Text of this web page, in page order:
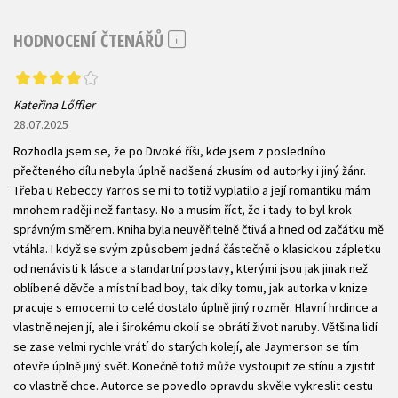
HODNOCENÍ ČTENÁŘŮ
Kateřina Lőffler
28.07.2025
Rozhodla jsem se, že po Divoké říši, kde jsem z posledního
přečteného dílu nebyla úplně nadšená zkusím od autorky i jiný žánr.
Třeba u Rebeccy Yarros se mi to totiž vyplatilo a její romantiku mám
mnohem raději než fantasy. No a musím říct, že i tady to byl krok
správným směrem. Kniha byla neuvěřitelně čtivá a hned od začátku mě
vtáhla. I když se svým způsobem jedná částečně o klasickou zápletku
od nenávisti k lásce a standartní postavy, kterými jsou jak jinak než
oblíbené děvče a místní bad boy, tak díky tomu, jak autorka v knize
pracuje s emocemi to celé dostalo úplně jiný rozměr. Hlavní hrdince a
vlastně nejen jí, ale i širokému okolí se obrátí život naruby. Většina lidí
se zase velmi rychle vrátí do starých kolejí, ale Jaymerson se tím
otevře úplně jiný svět. Konečně totiž může vystoupit ze stínu a zjistit
co vlastně chce. Autorce se povedlo opravdu skvěle vykreslit cestu